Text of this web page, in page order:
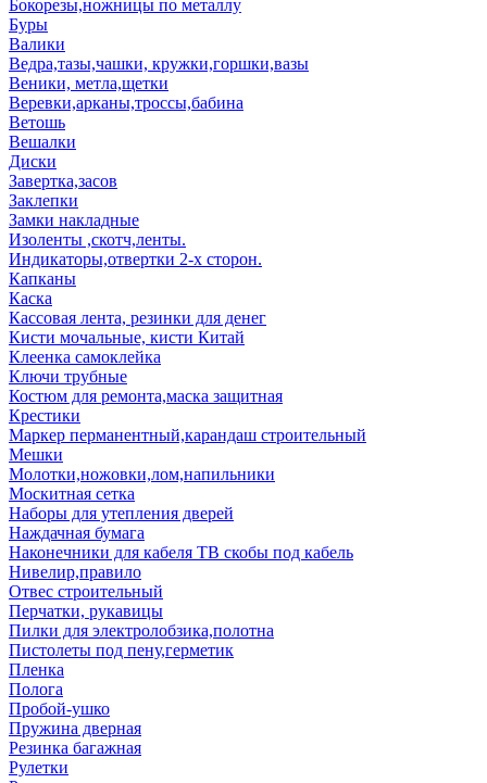
Бокорезы,ножницы по металлу
Буры
Валики
Ведра,тазы,чашки, кружки,горшки,вазы
Веники, метла,щетки
Веревки,арканы,троссы,бабина
Ветошь
Вешалки
Диски
Завертка,засов
Заклепки
Замки накладные
Изоленты ,скотч,ленты.
Индикаторы,отвертки 2-х сторон.
Капканы
Каска
Кассовая лента, резинки для денег
Кисти мочальные, кисти Китай
Клеенка самоклейка
Ключи трубные
Костюм для ремонта,маска защитная
Крестики
Маркер перманентный,карандаш строительный
Мешки
Молотки,ножовки,лом,напильники
Москитная сетка
Наборы для утепления дверей
Наждачная бумага
Наконечники для кабеля ТВ скобы под кабель
Нивелир,правило
Отвес строительный
Перчатки, рукавицы
Пилки для электролобзика,полотна
Пистолеты под пену,герметик
Пленка
Полога
Пробой-ушко
Пружина дверная
Резинка багажная
Рулетки